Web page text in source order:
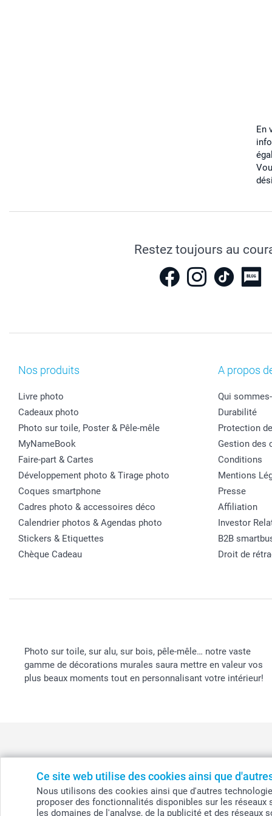
Ce site web utilise des cookies ainsi que
Nous utilisons des cookies ainsi que d'autres
proposer des fonctionnalités disponibles sur les
les domaines de l'analyse, de la publicité et des
En
Restez toujours au
Nos produits
Livre photo
Cadeaux photo
Photo sur toile, Poster & Pêle-mêle
MyNameBook
Faire-part & Cartes
Développement photo & Tirage photo
Coques smartphone
Cadres photo & accessoires déco
Calendrier photos & Agendas photo
Stickers & Etiquettes
Chèque Cadeau
A propos
Qui
Durabilité
Protection
Gestion des
Conditions
Mentions
Presse
Affiliation
Investor
B2B
Droit de
Photo sur toile, sur alu, sur bois, pêle-mêle… notre vaste
gamme de décorations murales saura mettre en valeur vos
plus beaux moments tout en personnalisant votre intérieur!
België - Belgique - Danmark - Deutschland - France -